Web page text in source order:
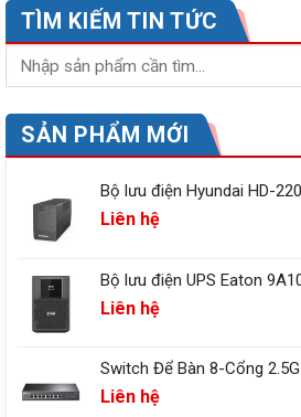
TÌM KIẾM TIN TỨC
SẢN PHẨM MỚI
Bộ lưu điện Hyundai HD-
Liên hệ
Bộ lưu điện UPS Eaton
Liên hệ
Switch Để Bàn 8-Cổng
Liên hệ